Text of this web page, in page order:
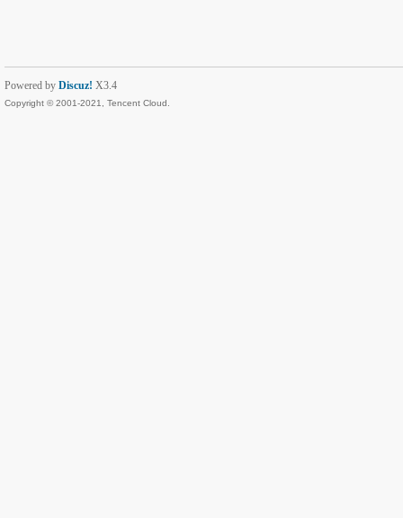
Powered by Discuz! X3.4
Copyright © 2001-2021, Tencent Cloud.